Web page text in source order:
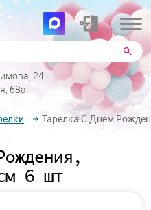
24
68а
Тарелка С Днем
6 шт